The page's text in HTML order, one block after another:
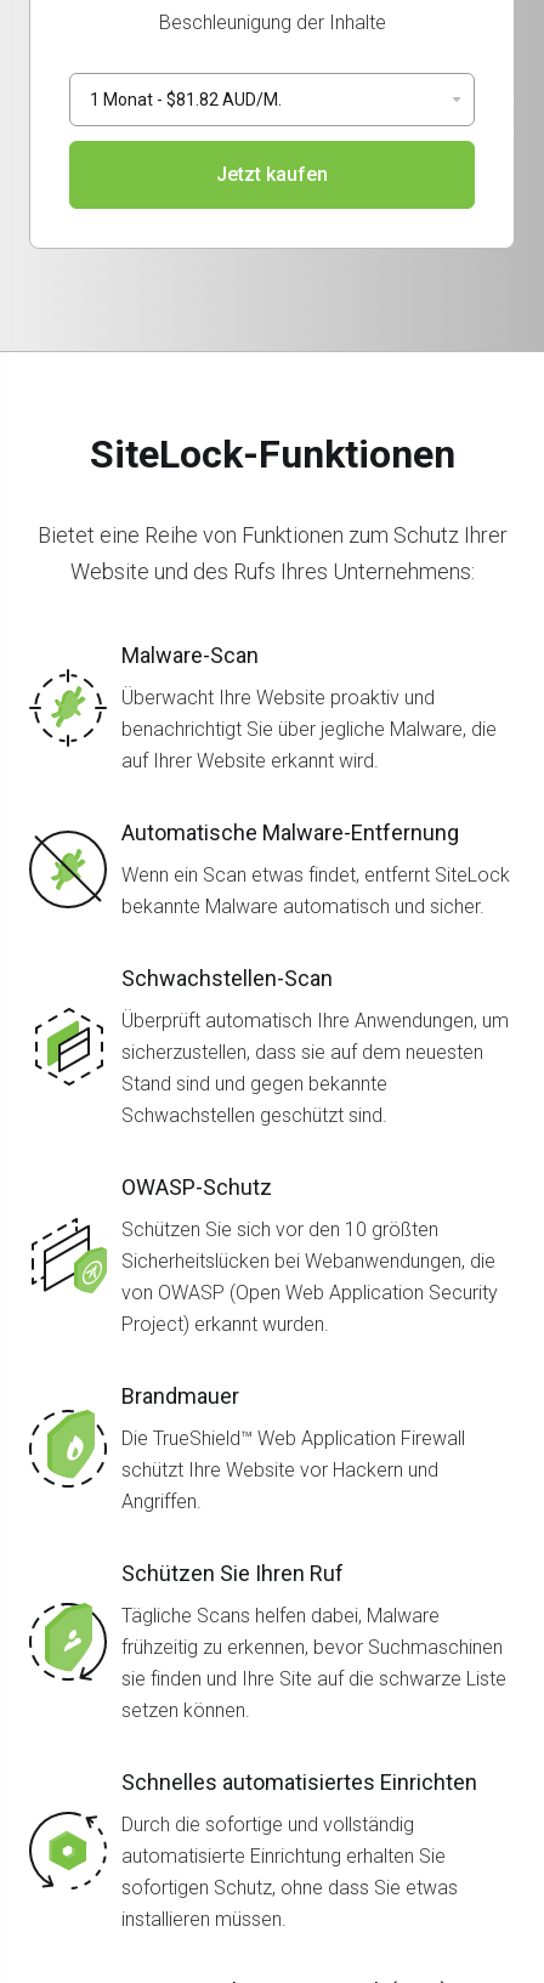
Beschleunigung der Inhalte
Jetzt kaufen
SiteLock-Funktionen
Bietet eine Reihe von Funktionen zum Schutz Ihrer
Website und des Rufs Ihres Unternehmens:
Malware-Scan
Überwacht Ihre Website proaktiv und
benachrichtigt Sie über jegliche Malware, die
auf Ihrer Website erkannt wird.
Automatische Malware-Entfernung
Wenn ein Scan etwas findet, entfernt SiteLock
bekannte Malware automatisch und sicher.
Schwachstellen-Scan
Überprüft automatisch Ihre Anwendungen, um
sicherzustellen, dass sie auf dem neuesten
Stand sind und gegen bekannte
Schwachstellen geschützt sind.
OWASP-Schutz
Schützen Sie sich vor den 10 größten
Sicherheitslücken bei Webanwendungen, die
von OWASP (Open Web Application Security
Project) erkannt wurden.
Brandmauer
Die TrueShield™ Web Application Firewall
schützt Ihre Website vor Hackern und
Angriffen.
Schützen Sie Ihren Ruf
Tägliche Scans helfen dabei, Malware
frühzeitig zu erkennen, bevor Suchmaschinen
sie finden und Ihre Site auf die schwarze Liste
setzen können.
Schnelles automatisiertes Einrichten
Durch die sofortige und vollständig
automatisierte Einrichtung erhalten Sie
sofortigen Schutz, ohne dass Sie etwas
installieren müssen.